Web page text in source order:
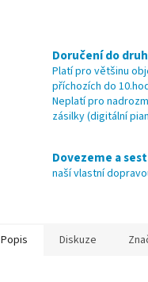
Doručení do
Platí pro většinu
příchozích do
Neplatí pro
zásilky (digitální
Dovezeme a
naší vlastní
Popis Diskuze